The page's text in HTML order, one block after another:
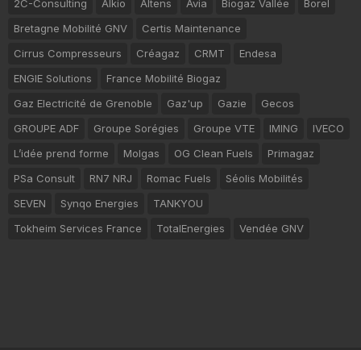
2C-Consulting Alkio Altens Avia Biogaz Vallée
Borel
Bretagne Mobilité GNV
Certis Maintenance
Cirrus Compresseurs
Créagaz CRMT
Endesa
ENGIE Solutions
France Mobilité Biogaz
Gaz Electricité de Grenoble
Gaz'up Gazie
Gecos
GROUPE ADF
Groupe Sorégies Groupe VTE IMING
IVECO
L’idée prend forme
Molgas OG Clean Fuels
Primagaz
PSa Consult
RN7 NRJ Romac Fuels
Séolis Mobilités
SEVEN
Synqo Energies
TANKYOU
Tokheim Services France
TotalEnergies Vendée GNV